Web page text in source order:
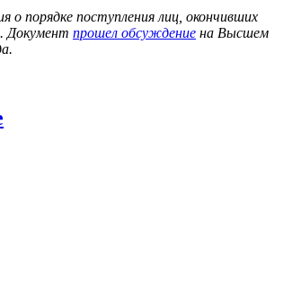
порядке поступления лиц, окончивших
Документ прошел обсуждение на Высшем